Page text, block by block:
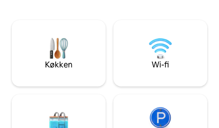
medfølger – få skridt til sandet og få
minutter til spisesteder. Et perfekt sted
at samles, genoplade batterierne og
nyde udsigten.
Køkken Wi-fi